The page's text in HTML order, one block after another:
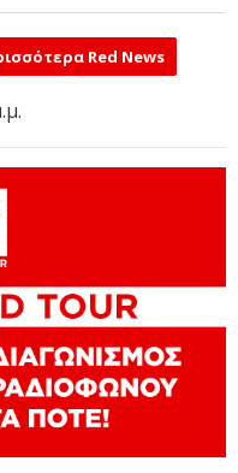
Red News